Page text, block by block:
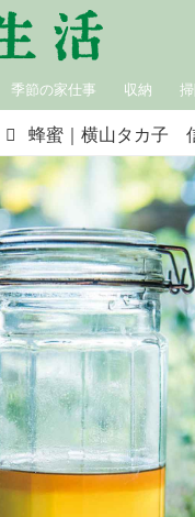
季節の家仕事 収納